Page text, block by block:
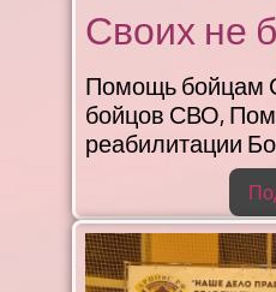
Своих не
Помощь бойцам
бойцов СВО,
реабилитации